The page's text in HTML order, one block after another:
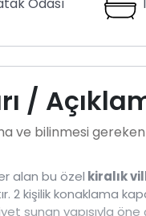
/
ve bilinmesi
alan bu özel kiralık
2 kişilik konaklama
sunan yapısıyla öne